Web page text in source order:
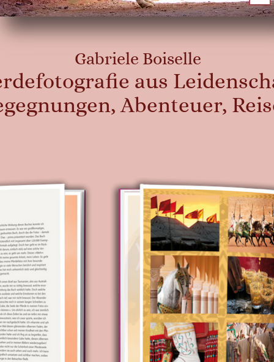
Gabriele Boiselle
aus
Abenteuer,